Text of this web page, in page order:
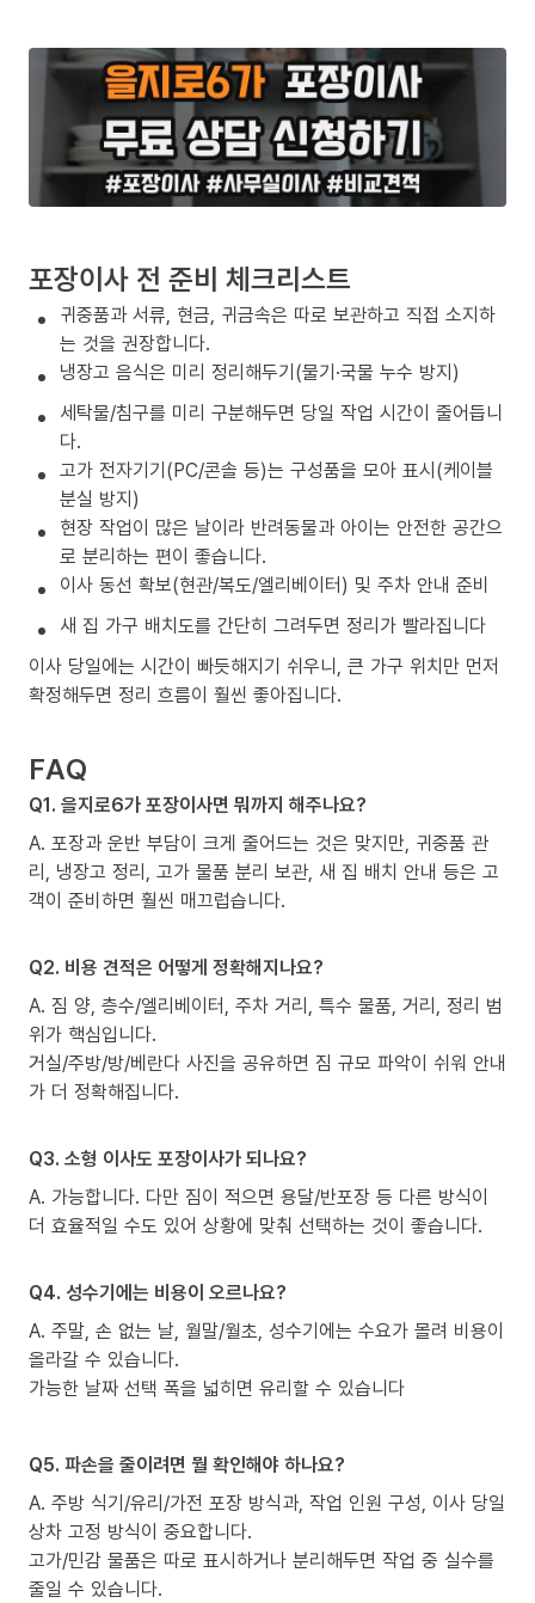
포장이사 전 준비 체크리스트
귀중품과 서류, 현금, 귀금속은 따로 보관하고 직접 소지하
는 것을 권장합니다.
냉장고 음식은 미리 정리해두기(물기·국물 누수 방지)
세탁물/침구를 미리 구분해두면 당일 작업 시간이 줄어듭니
다.
고가 전자기기(PC/콘솔 등)는 구성품을 모아 표시(케이블
분실 방지)
현장 작업이 많은 날이라 반려동물과 아이는 안전한 공간으
로 분리하는 편이 좋습니다.
이사 동선 확보(현관/복도/엘리베이터) 및 주차 안내 준비
새 집 가구 배치도를 간단히 그려두면 정리가 빨라집니다
이사 당일에는 시간이 빠듯해지기 쉬우니, 큰 가구 위치만 먼저
확정해두면 정리 흐름이 훨씬 좋아집니다.
FAQ
Q1. 을지로6가 포장이사면 뭐까지 해주나요?
A. 포장과 운반 부담이 크게 줄어드는 것은 맞지만, 귀중품 관
리, 냉장고 정리, 고가 물품 분리 보관, 새 집 배치 안내 등은 고
객이 준비하면 훨씬 매끄럽습니다.
Q2. 비용 견적은 어떻게 정확해지나요?
A. 짐 양, 층수/엘리베이터, 주차 거리, 특수 물품, 거리, 정리 범
위가 핵심입니다.
거실/주방/방/베란다 사진을 공유하면 짐 규모 파악이 쉬워 안내
가 더 정확해집니다.
Q3. 소형 이사도 포장이사가 되나요?
A. 가능합니다. 다만 짐이 적으면 용달/반포장 등 다른 방식이
더 효율적일 수도 있어 상황에 맞춰 선택하는 것이 좋습니다.
Q4. 성수기에는 비용이 오르나요?
A. 주말, 손 없는 날, 월말/월초, 성수기에는 수요가 몰려 비용이
올라갈 수 있습니다.
가능한 날짜 선택 폭을 넓히면 유리할 수 있습니다
Q5. 파손을 줄이려면 뭘 확인해야 하나요?
A. 주방 식기/유리/가전 포장 방식과, 작업 인원 구성, 이사 당일
상차 고정 방식이 중요합니다.
고가/민감 물품은 따로 표시하거나 분리해두면 작업 중 실수를
줄일 수 있습니다.